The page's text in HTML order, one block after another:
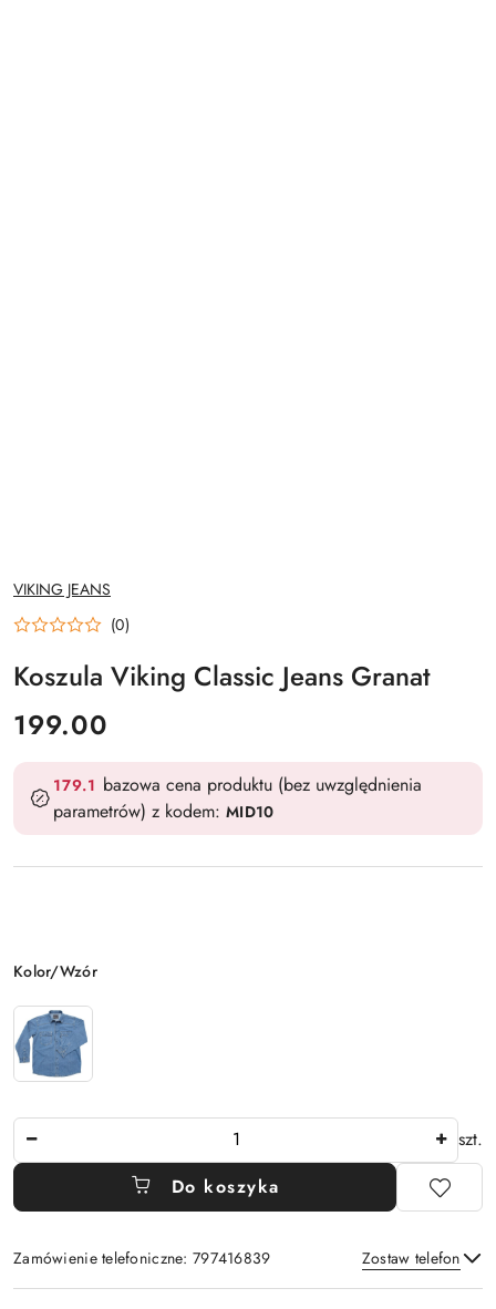
NAZWA
PRODUCENTA:
VIKING JEANS
(0)
Koszula Viking Classic Jeans Granat
cena:
199.00
179.1 bazowa cena produktu (bez uwzględnienia
parametrów) z kodem: MID10
Wariant
Kolor/Wzór
szt.
Do koszyka
Zamówienie telefoniczne: 797416839 Zostaw telefon